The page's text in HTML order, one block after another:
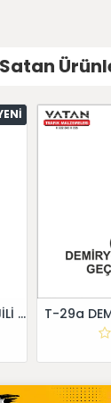
SOLAR LED'Lİ GÜNEŞ ENERJİLİ LEVHA